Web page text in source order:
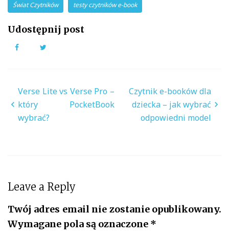
Świat Czytników testy czytników e-book
Udostępnij post
Facebook
Nawigacja
wpisu
Verse Lite vs Verse Pro –
który PocketBook
wybrać?
Czytnik e-booków dla
dziecka – jak wybrać
odpowiedni model
Leave a Reply
Twój adres email nie zostanie opublikowany.
Wymagane pola są oznaczone *